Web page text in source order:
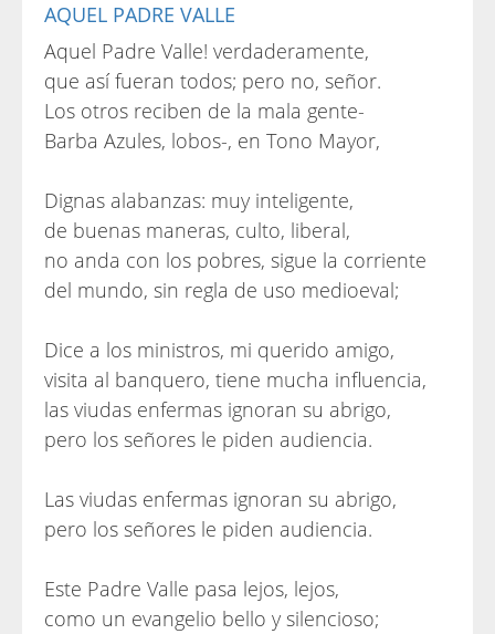
AQUEL PADRE VALLE
Aquel Padre Valle! verdaderamente,
que así fueran todos; pero no, señor.
Los otros reciben de la mala gente-
Barba Azules, lobos-, en Tono Mayor,
Dignas alabanzas: muy inteligente,
de buenas maneras, culto, liberal,
no anda con los pobres, sigue la corriente
del mundo, sin regla de uso medioeval;
Dice a los ministros, mi querido amigo,
visita al banquero, tiene mucha influencia,
las viudas enfermas ignoran su abrigo,
pero los señores le piden audiencia.
Las viudas enfermas ignoran su abrigo,
pero los señores le piden audiencia.
Este Padre Valle pasa lejos, lejos,
como un evangelio bello y silencioso;